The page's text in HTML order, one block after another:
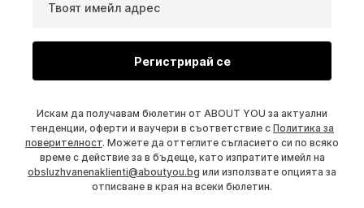
Твоят имейл адрес
Регистрирай се
Искам да получавам бюлетин от ABOUT YOU за актуални
тенденции, оферти и ваучери в съответствие с Политика за
поверителност. Можете да оттеглите съгласието си по всяко
време с действие за в бъдеще, като изпратите имейл на
obsluzhvanenaklienti@aboutyou.bg или използвате опцията за
отписване в края на всеки бюлетин.